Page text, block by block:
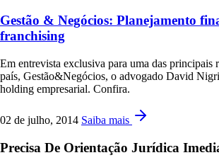
Gestão & Negócios: Planejamento
franchising
Em entrevista exclusiva para uma das principais
país, Gestão&Negócios, o advogado David
holding empresarial. Confira.
02 de julho, 2014 Saiba mais
Precisa De Orientação Jurídica